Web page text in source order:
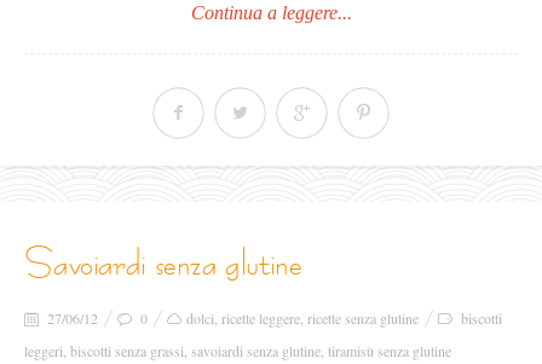
Continua a leggere...
savoiardi senza glutine
27/06/12 0 dolci ricette leggere ricette senza glutine
biscotti
leggeri biscotti senza grassi savoiardi senza glutine tiramisù senza glutine